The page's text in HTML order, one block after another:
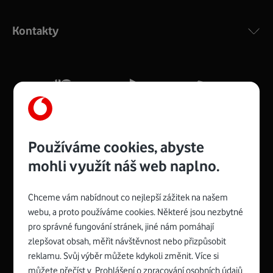
silný signál pro celou domácnost. Kompaktní rozměry 21
Více o COMPAL CH7465VF
Zyxel VMG8623-T50B:
Rozměry modemu jsou 16 x 22 x 7,5 cm (včetně stojánku)
a nabízí 4 gigabitové LAN porty a bezdrátové připojení Wi-
Spojte se s Vodafonem
Kontakty
Používáme cookies, abyste
mohli využít náš web naplno.
Chceme vám nabídnout co nejlepší zážitek na našem
webu, a proto používáme cookies. Některé jsou nezbytné
pro správné fungování stránek, jiné nám pomáhají
zlepšovat obsah, měřit návštěvnost nebo přizpůsobit
reklamu. Svůj výběr můžete kdykoli změnit. Více si
můžete přečíst v Prohlášení o zpracování osobních údajů